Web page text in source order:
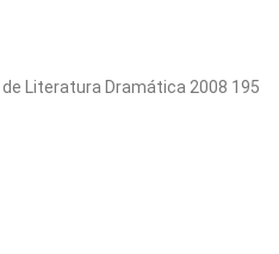
Literatura Dramática 2008 195